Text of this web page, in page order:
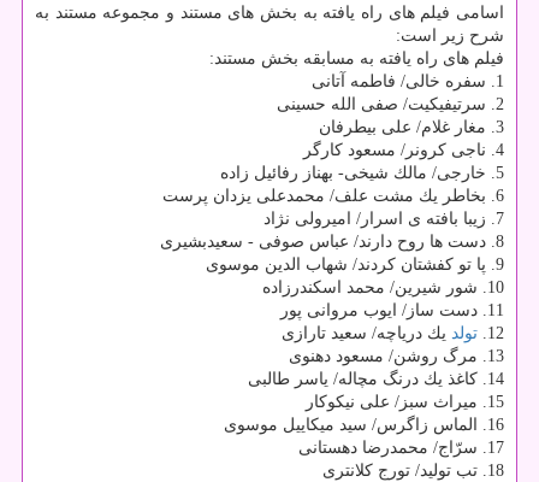
اسامی فیلم های راه یافته به بخش های مستند و مجموعه مستند به
شرح زیر است:
فیلم های راه یافته به مسابقه بخش مستند:
1. سفره خالی/ فاطمه آتانی
2. سرتیفیكیت/ صفی الله حسینی
3. مغار غلام/ علی بیطرفان
4. ناجی كرونر/ مسعود كارگر
5. خارجی/ مالك شیخی- بهناز رفائیل زاده
6. بخاطر یك مشت علف/ محمدعلی یزدان پرست
7. زیبا بافته ی اسرار/ امیرولی نژاد
8. دست ها روح دارند/ عباس صوفی - سعیدبشیری
9. پا تو كفشتان كردند/ شهاب الدین موسوی
10. شور شیرین/ محمد اسكندرزاده
11. دست ساز/ ایوب مروانی پور
12. تولد یك دریاچه/ سعید تارازی
13. مرگ روشن/ مسعود دهنوی
14. كاغذ یك درنگ مچاله/ یاسر طالبی
15. میراث سبز/ علی نیكوكار
16. الماس زاگرس/ سید میكاییل موسوی
17. سرّاج/ محمدرضا دهستانی
18. تب تولید/ تورج كلانتری